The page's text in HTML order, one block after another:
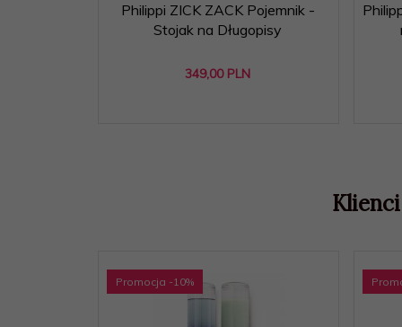
Philippi ZICK ZACK Pojemnik -
Stojak na Długopisy
349,00 PLN
Promocja -10%